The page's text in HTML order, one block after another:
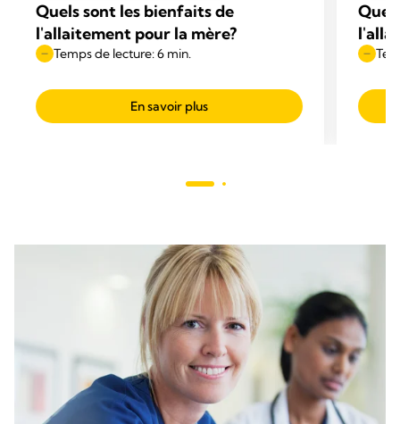
Quels sont les bienfaits de
l'allaitement pour la mère?
Temps de lecture: 6 min.
En savoir plus